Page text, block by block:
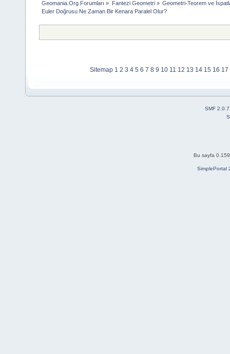
Geomania.Org Forumları » Fantezi Geometri» Geometri-Teorem ve
Euler Doğrusu Ne Zaman Bir Kenara Paralel Olur?
Sitemap 1 2 3 4 5 6 7 8 9 10 11 12 13 14 15 16 17
SMF 2.0.7
Bu sayfa
SimplePortal